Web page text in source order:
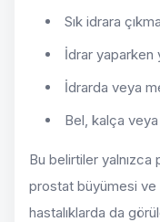
Sık idrara
İdrar yaparken
İdrarda veya
Bel, kalça
Bu belirtiler
prostat büyümesi
hastalıklarda da